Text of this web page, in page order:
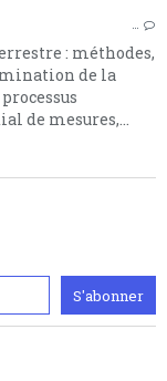
…
: méthodes,
de la
de mesures,...